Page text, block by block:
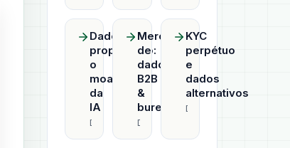
Dado
proprietário:
o
moat
da
IA
Mercado
de
dados
B2B
&
bureaus
KYC
perpétuo
e
dados
alternativos